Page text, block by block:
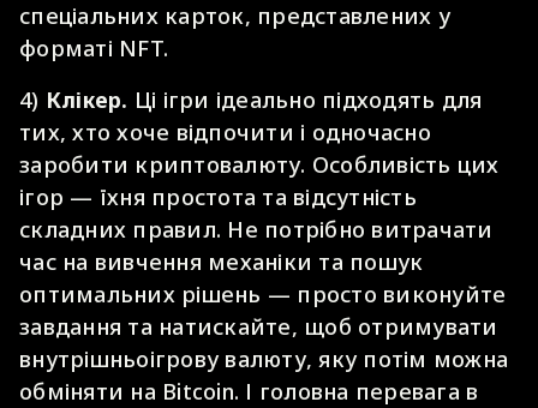
спеціальних карток, представлених у
форматі NFT.
4) Клікер. Ці ігри ідеально підходять для
тих, хто хоче відпочити і одночасно
заробити криптовалюту. Особливість цих
ігор — їхня простота та відсутність
складних правил. Не потрібно витрачати
час на вивчення механіки та пошук
оптимальних рішень — просто виконуйте
завдання та натискайте, щоб отримувати
внутрішньоігрову валюту, яку потім можна
обміняти на Bitcoin. І головна перевага в